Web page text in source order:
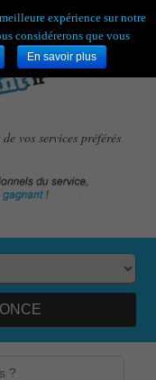
S'enregistrer|Connexion]
vos services préférés
expérience sur notre
considérerons que vous
En savoir plus